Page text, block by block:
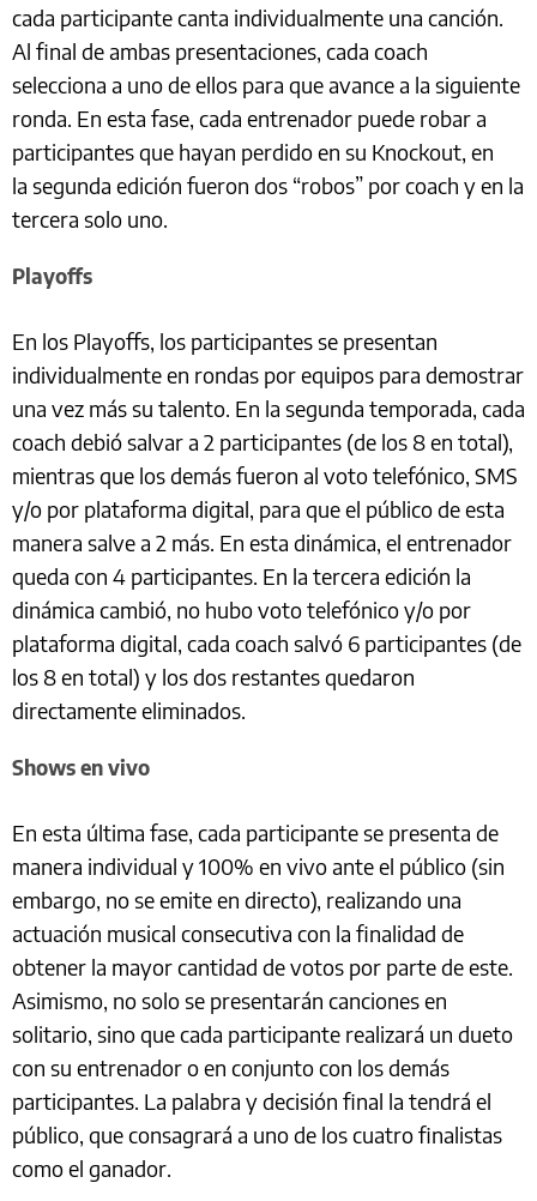
cada participante canta individualmente una canción.
Al final de ambas presentaciones, cada coach
selecciona a uno de ellos para que avance a la siguiente
ronda. En esta fase, cada entrenador puede robar a
participantes que hayan perdido en su Knockout, en
la segunda edición fueron dos “robos” por coach y en la
tercera solo uno.
Playoffs
En los Playoffs, los participantes se presentan
individualmente en rondas por equipos para demostrar
una vez más su talento. En la segunda temporada, cada
coach debió salvar a 2 participantes (de los 8 en total),
mientras que los demás fueron al voto telefónico, SMS
y/o por plataforma digital, para que el público de esta
manera salve a 2 más. En esta dinámica, el entrenador
queda con 4 participantes. En la tercera edición la
dinámica cambió, no hubo voto telefónico y/o por
plataforma digital, cada coach salvó 6 participantes (de
los 8 en total) y los dos restantes quedaron
directamente eliminados.
Shows en vivo
En esta última fase, cada participante se presenta de
manera individual y 100% en vivo ante el público (sin
embargo, no se emite en directo), realizando una
actuación musical consecutiva con la finalidad de
obtener la mayor cantidad de votos por parte de este.
Asimismo, no solo se presentarán canciones en
solitario, sino que cada participante realizará un dueto
con su entrenador o en conjunto con los demás
participantes. La palabra y decisión final la tendrá el
público, que consagrará a uno de los cuatro finalistas
como el ganador.